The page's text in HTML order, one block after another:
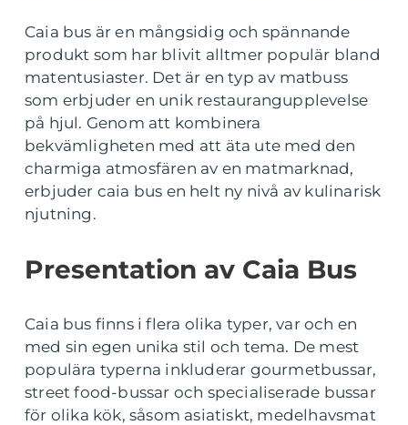
Caia bus är en mångsidig och spännande
produkt som har blivit alltmer populär bland
matentusiaster. Det är en typ av matbuss
som erbjuder en unik restaurangupplevelse
på hjul. Genom att kombinera
bekvämligheten med att äta ute med den
charmiga atmosfären av en matmarknad,
erbjuder caia bus en helt ny nivå av kulinarisk
njutning.
Presentation av Caia Bus
Caia bus finns i flera olika typer, var och en
med sin egen unika stil och tema. De mest
populära typerna inkluderar gourmetbussar,
street food-bussar och specialiserade bussar
för olika kök, såsom asiatiskt, medelhavsmat